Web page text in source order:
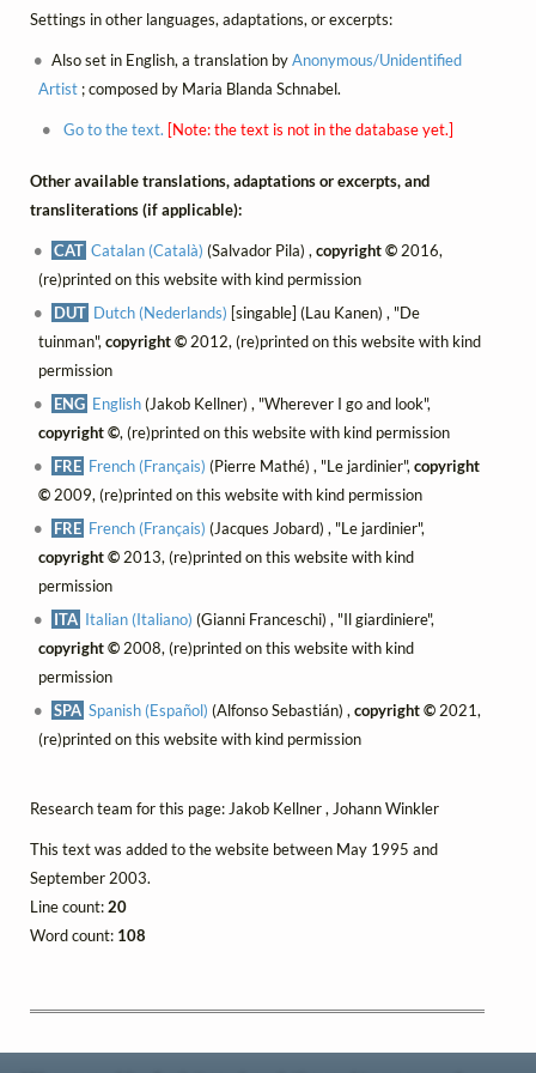
Settings in other languages, adaptations, or excerpts:
Also set in English, a translation byAnonymous/Unidentified
Artist; composed by Maria Blanda Schnabel.
Go to the text. [Note: the text is not in the database yet.]
Other available translations, adaptations or excerpts, and
transliterations (if applicable):
CAT Catalan (Català) (Salvador Pila) ,copyright © 2016,
(re)printed on this website with kind permission
DUT Dutch (Nederlands) [singable] (Lau Kanen) , "De
tuinman", copyright ©2012, (re)printed on this website with kind
permission
ENG English(Jakob Kellner) , "Wherever I go and look",
copyright ©, (re)printed on this website with kind permission
FRE French (Français) (Pierre Mathé) , "Le jardinier",copyright
©2009, (re)printed on this website with kind permission
FRE French (Français) (Jacques Jobard) , "Le jardinier",
copyright ©2013, (re)printed on this website with kind
permission
ITA Italian (Italiano) (Gianni Franceschi) , "Il giardiniere",
copyright ©2008, (re)printed on this website with kind
permission
SPA Spanish (Español) (Alfonso Sebastián) ,copyright © 2021,
(re)printed on this website with kind permission
Research team for this page: Jakob Kellner , Johann Winkler
This text was added to the website between May 1995 and
September 2003.
Line count:20
Word count: 108